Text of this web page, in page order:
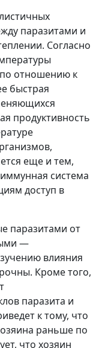
паразитами и
Согласно
отношению к
быстрая
продуктивность
еще и тем,
система
доступ в
паразитами от
—
влияния
Кроме того,
паразита и
к тому, что
раньше по
что хозяин